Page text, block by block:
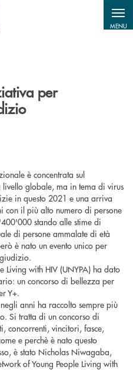
MENU
per
è concentrata sul
globale, ma in tema di virus
in questo 2021 e una arriva
il più alto numero di persone
stando alle stime di
di persone ammalate di età
è nato un evento unico per
Living with HIV (UNYPA) ha dato
un concorso di bellezza per
Y+.
anni ha raccolto sempre più
Si tratta di un concorso di
concorrenti, vincitori, fasce,
e perchè è nato questo
è stato Nicholas Niwagaba,
of Young People Living with